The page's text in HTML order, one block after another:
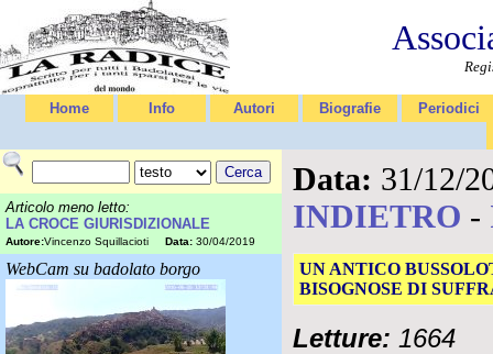
Home Info Autori Biografie Periodici
Articolo meno letto:
LA CROCE GIURISDIZIONALE
Autore:Vincenzo Squillacioti Data: 30/04/2019
WebCam su badolato borgo
Data: 31/12/
INDIETRO -
UN ANTICO
BISOGNOSE DI
Letture: 1664